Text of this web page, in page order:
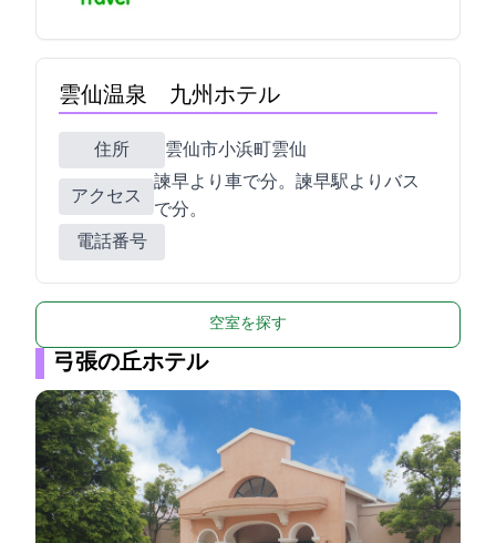
雲仙温泉 九州ホテル
住所 雲仙市小浜町雲仙320
アクセス
諫早ICより車で60分。JR諫早駅よりバス
で80分。
電話番号
空室を探す
弓張の丘ホテル